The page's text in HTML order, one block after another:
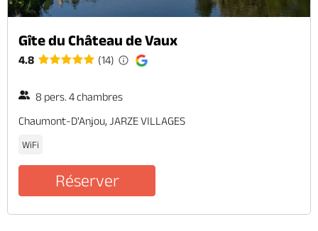
Gîte du Château de Vaux
4.8 (14)
8 pers. 4 chambres
Chaumont-D'Anjou, JARZE VILLAGES
WiFi
Réserver